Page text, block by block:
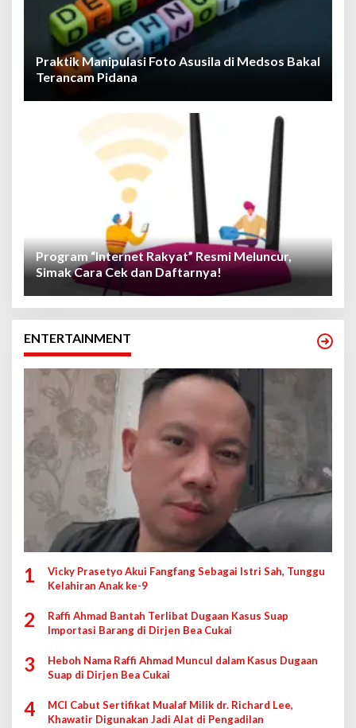
Praktik Manipulasi Foto Asusila di Medsos Bakal
Terancam Pidana
Program “Internet Rakyat” Resmi Meluncur,
Simak Cara Cek dan Daftarnya!
ENTERTAINMENT
1
Vicky Prasetyo Akui Fangfang Sebagai Istri Sah, Tunggu
Kelahiran Anak ke-9
2
Raffi Ahmad Bantah Terlibat Dugaan Kasus Suap
Importasi Barang di Dirjen Bea Cukai
3
Heboh Nama Raffi Ahmad Muncul dalam Kasus Dugaan
Suap di Dirjen Bea Cukai
4
MCI Cabut Sertifikat Mualaf Milik dr. Richard Lee,
Khawatir Digunakan Jadi Alat di Pengadilan